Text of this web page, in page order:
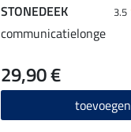
STONEDEEK 3.5
communicatielonge
29,90 €
toevoegen